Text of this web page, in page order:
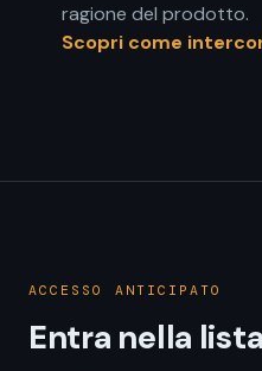
ragione del prodotto.
Scopri come
ACCESSO ANTICIPATO
Entra nella